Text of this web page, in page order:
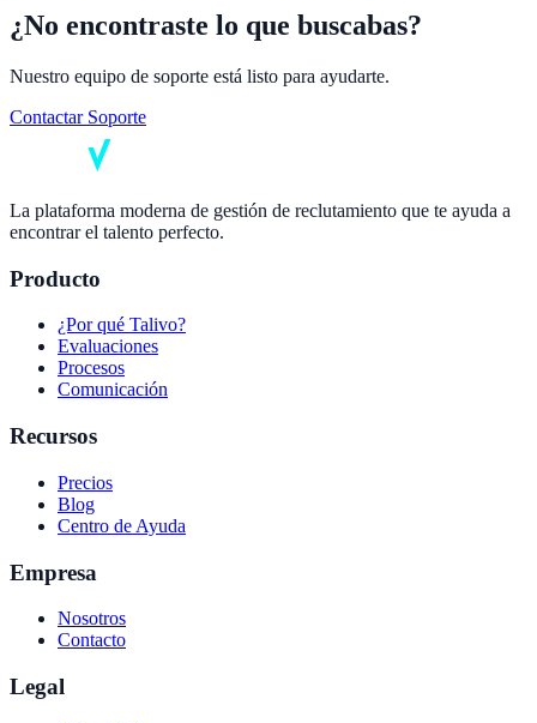
¿No encontraste lo que buscabas?
Nuestro equipo de soporte está listo para ayudarte.
Contactar Soporte
La plataforma moderna de gestión de reclutamiento que te ayuda a
encontrar el talento perfecto.
Producto
¿Por qué Talivo?
Evaluaciones
Procesos
Comunicación
Recursos
Precios
Blog
Centro de Ayuda
Empresa
Nosotros
Contacto
Legal